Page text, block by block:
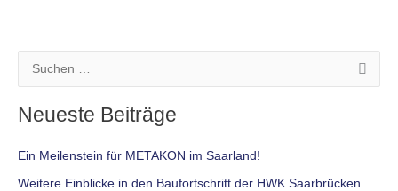
cNeueste Beiträge
Ein Meilenstein für METAKON im Saarland!
Weitere Einblicke in den Baufortschritt der HWK Saarbrücken